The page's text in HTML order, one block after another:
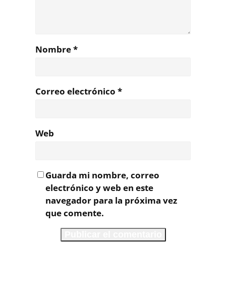
Nombre*
Correo electrónico *
Web
Guarda mi nombre, correo
electrónico y web en este
navegador para la próxima vez
que comente.